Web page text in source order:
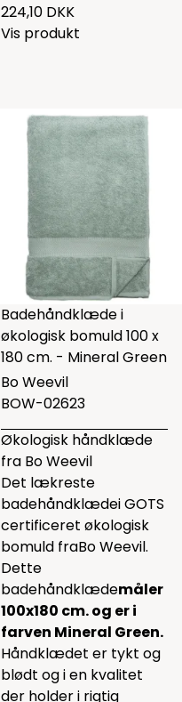
224,10 DKK
Vis produkt
Badehåndklæde i
økologisk bomuld 100 x
180 cm. - Mineral Green
Bo Weevil
BOW-02623
Økologisk håndklæde
fra Bo Weevil
Det lækreste
badehåndklædei GOTS
certificeret økologisk
bomuld fraBo Weevil.
Dette
badehåndklædemåler
100x180 cm. og er i
farven Mineral Green.
Håndklædet er tykt og
blødt og i en kvalitet
der holder i rigtig